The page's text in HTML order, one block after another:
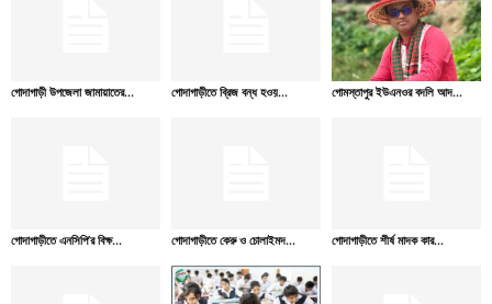
গোদাগাড়ী উপজেলা জামায়াতের... গোদাগাড়ীতে ব্রিজ বন্ধ হওয়... গোমস্তাপুর ইউএনওর বদলি আদ...
গোদাগাড়ীতে এনসিপি’র বিক্ষ... গোদাগাড়ীতে কেরু ও চোলাইমদ... গোদাগাড়ীতে শীর্ষ মাদক কার...